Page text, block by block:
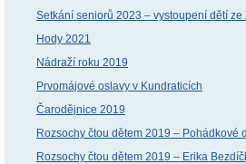
Setkání seniorů 2023 – vystoupení dětí ze
Hody 2021
Nádraží roku 2019
Prvomájové oslavy v Kundraticích
Čarodějnice 2019
Rozsochy čtou dětem 2019 – Pohádkové
Rozsochy čtou dětem 2019 – Erika